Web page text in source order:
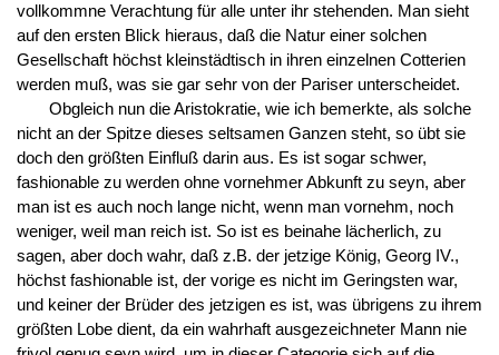
vollkommne Verachtung für alle unter ihr stehenden. Man sieht
auf den ersten Blick hieraus, daß die Natur einer solchen
Gesellschaft höchst kleinstädtisch in ihren einzelnen Cotterien
werden muß, was sie gar sehr von der Pariser unterscheidet.
Obgleich nun die Aristokratie, wie ich bemerkte, als solche
nicht an der Spitze dieses seltsamen Ganzen steht, so übt sie
doch den größten Einfluß darin aus. Es ist sogar schwer,
fashionable zu werden ohne vornehmer Abkunft zu seyn, aber
man ist es auch noch lange nicht, wenn man vornehm, noch
weniger, weil man reich ist. So ist es beinahe lächerlich, zu
sagen, aber doch wahr, daß z.B. der jetzige König, Georg IV.,
höchst fashionable ist, der vorige es nicht im Geringsten war,
und keiner der Brüder des jetzigen es ist, was übrigens zu ihrem
größten Lobe dient, da ein wahrhaft ausgezeichneter Mann nie